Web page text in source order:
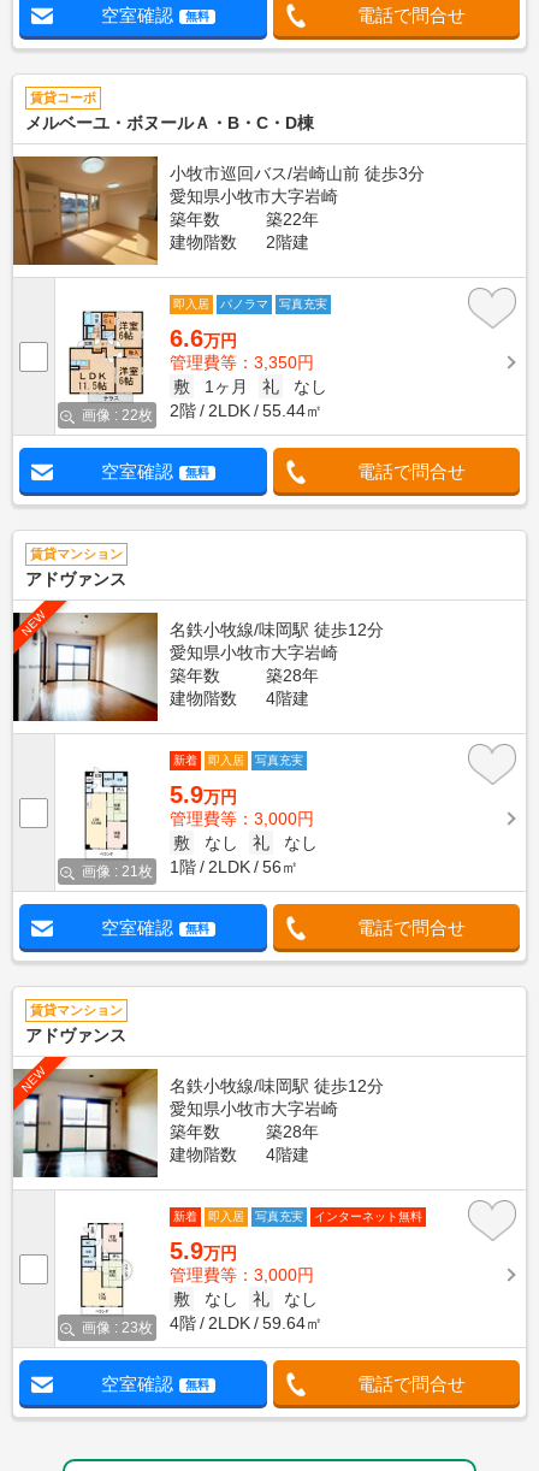
空室確認 無料 電話で問合せ
賃貸コーポ
メルベーユ・ボヌールＡ・B・C・D棟
小牧市巡回バス/岩崎山前 徒歩3分
愛知県小牧市大字岩崎
築年数
築22年
建物階数
2階建
画像 : 22枚
即入居 パノラマ 写真充実
6.6万円
管理費等：3,350円
敷
1ヶ月 礼
なし
2階
2LDK 55.44㎡
空室確認 無料 電話で問合せ
賃貸マンション
アドヴァンス
NEW
名鉄小牧線/味岡駅 徒歩12分
愛知県小牧市大字岩崎
築年数
築28年
建物階数
4階建
画像 : 21枚
新着 即入居 写真充実
5.9万円
管理費等：3,000円
敷
なし 礼
なし
1階
2LDK 56㎡
空室確認 無料 電話で問合せ
賃貸マンション
アドヴァンス
NEW
名鉄小牧線/味岡駅 徒歩12分
愛知県小牧市大字岩崎
築年数
築28年
建物階数
4階建
画像 : 23枚
新着 即入居 写真充実 インターネット無料
5.9万円
管理費等：3,000円
敷
なし 礼
なし
4階
2LDK 59.64㎡
空室確認 無料 電話で問合せ